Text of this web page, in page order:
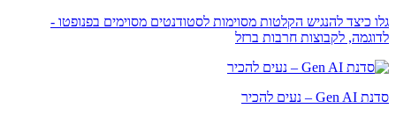
גלו כיצד להנגיש הקלטות מסוימות לסטודנטים מסוימים בפנופטו -
לדוגמה, לקבוצות חרבות ברזל
סדנת Gen AI – נעים להכיר